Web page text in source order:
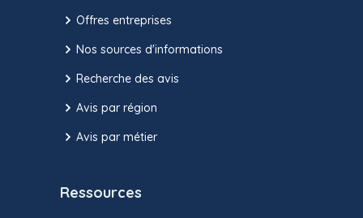
Offres entreprises
Nos sources d'informations
Recherche des avis
Avis par région
Avis par métier
Ressources